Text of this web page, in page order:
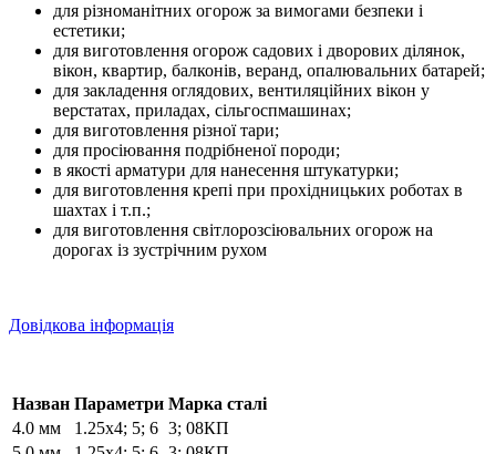
для різноманітних огорож за вимогами безпеки і
естетики;
для виготовлення огорож садових і дворових ділянок,
вікон, квартир, балконів, веранд, опалювальних батарей;
для закладення оглядових, вентиляційних вікон у
верстатах, приладах, сільгоспмашинах;
для виготовлення різної тари;
для просіювання подрібненої породи;
в якості арматури для нанесення штукатурки;
для виготовлення крепі при прохідницьких роботах в
шахтах і т.п.;
для виготовлення світлорозсіювальних огорож на
дорогах із зустрічним рухом
Довідкова інформація
Назван Параметри Марка сталі
4.0 мм
1.25х4; 5; 6 3; 08КП